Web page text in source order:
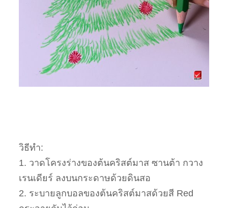
วิธีทำ:
1. วาดโครงร่างของต้นคริสต์มาส ซานต้า กวาง
เรนเดียร์ ลงบนกระดาษด้วยดินสอ
2. ระบายลูกบอลของต้นคริสต์มาสด้วยสี Red